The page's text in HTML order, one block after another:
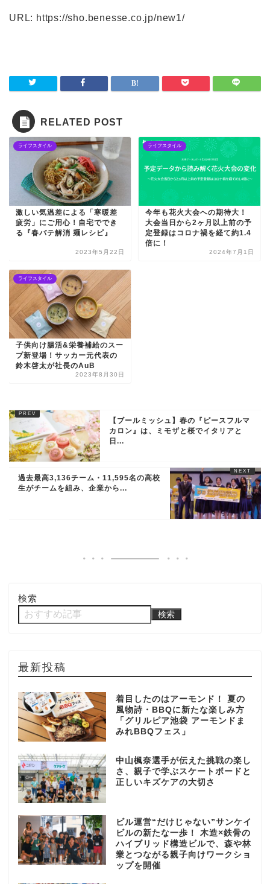
URL: https://sho.benesse.co.jp/new1/
RELATED POST
ライフスタイル
激しい気温差による「寒暖差
疲労」にご用心！自宅ででき
る『春バテ解消 麺レシピ』
2023年5月22日
ライフスタイル
今年も花火大会への期待大！
大会当日から2ヶ月以上前の予
定登録はコロナ禍を経て約1.4
倍に！
2024年7月1日
ライフスタイル
子供向け腸活&栄養補給のスー
プ新登場！サッカー元代表の
鈴木啓太が社長のAuB
2023年8月30日
【ブールミッシュ】春の『ピースフルマ
カロン』は、ミモザと桜でイタリアと
日...
過去最高3,136チーム・11,595名の高校
生がチームを組み、企業から...
検索
検索
最新投稿
着目したのはアーモンド！ 夏の
風物詩・BBQに新たな楽しみ方
「グリルピア池袋 アーモンドま
みれBBQフェス」
中山楓奈選手が伝えた挑戦の楽し
さ、親子で学ぶスケートボードと
正しいキズケアの大切さ
ビル運営“だけじゃない”サンケイ
ビルの新たな一歩！ 木造×鉄骨の
ハイブリッド構造ビルで、森や林
業とつながる親子向けワークショ
ップを開催